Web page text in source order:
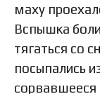
маху
Вспышка
тягаться со
посыпались
сорвавшееся